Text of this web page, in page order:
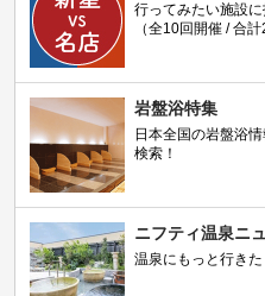
行ってみたい施設
（全10回開催 / 合計
岩盤浴特集
日本全国の岩盤浴
検索！
ニフティ温泉ニ
温泉にもっと行き